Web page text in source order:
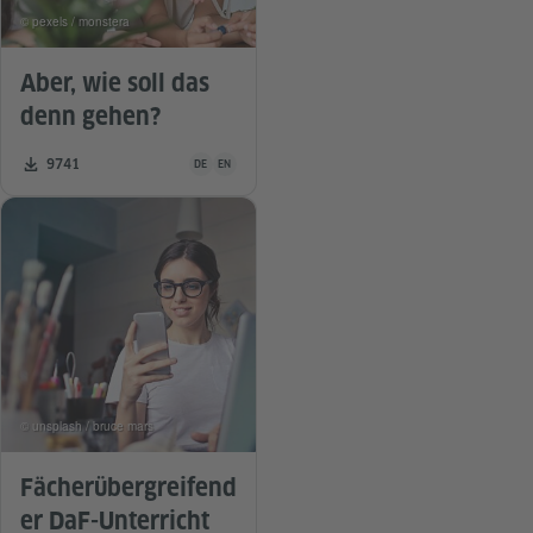
Aber, wie soll das
denn gehen?
Zahl der Downloads:
9741 Unterrichtsmaterial ist in folgenden Sprachen
DE EN
© pexels / monstera
Fächerübergreifend
er DaF-Unterricht
© unsplash / bruce mars